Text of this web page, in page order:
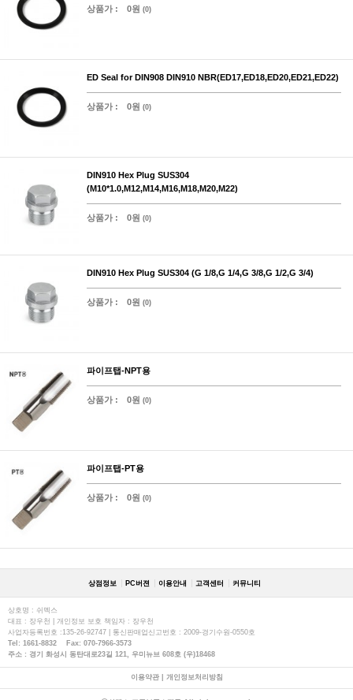
상품가 : 0원 (0)
ED Seal for DIN908 DIN910 NBR(ED17,ED18,ED20,ED21,ED22)
상품가 : 0원 (0)
DIN910 Hex Plug SUS304
(M10*1.0,M12,M14,M16,M18,M20,M22)
상품가 : 0원 (0)
DIN910 Hex Plug SUS304 (G 1/8,G 1/4,G 3/8,G 1/2,G 3/4)
상품가 : 0원 (0)
파이프탭-NPT용
상품가 : 0원 (0)
파이프탭-PT용
상품가 : 0원 (0)
상점정보 PC버젼 이용안내 고객센터 커뮤니티
상호명 : 쉬멕스
대표 : 장우천 | 개인정보 보호 책임자 : 장우천
사업자등록번호 :135-26-92747 | 통신판매업신고번호 : 2009-경기수원-0550호
Tel: 1661-8832 Fax: 070-7966-3573
주소 : 경기 화성시 동탄대로23길 121, 우미뉴브 608호 (우)18468
이용약관| 개인정보처리방침